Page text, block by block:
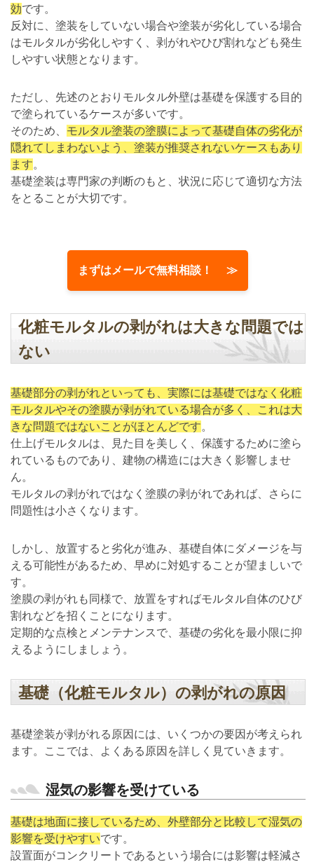
効です。
反対に、塗装をしていない場合や塗装が劣化している場合
はモルタルが劣化しやすく、剥がれやひび割れなども発生
しやすい状態となります。
ただし、先述のとおりモルタル外壁は基礎を保護する目的
で塗られているケースが多いです。
そのため、 モルタル塗装の塗膜によって基礎自体の劣化が
隠れてしまわないよう、塗装が推奨されないケースもあり
ます。
基礎塗装は専門家の判断のもと、状況に応じて適切な方法
をとることが大切です。
まずはメールで無料相談！ ≫
化粧モルタルの剥がれは大きな問題では
ない
基礎部分の剥がれといっても、実際には基礎ではなく化粧
モルタルやその塗膜が剥がれている場合が多く、これは大
きな問題ではないことがほとんどです。
仕上げモルタルは、見た目を美しく、保護するために塗ら
れているものであり、建物の構造には大きく影響しませ
ん。
モルタルの剥がれではなく塗膜の剥がれであれば、さらに
問題性は小さくなります。
しかし、放置すると劣化が進み、基礎自体にダメージを与
える可能性があるため、早めに対処することが望ましいで
す。
塗膜の剥がれも同様で、放置をすればモルタル自体のひび
割れなどを招くことになります。
定期的な点検とメンテナンスで、基礎の劣化を最小限に抑
えるようにしましょう。
基礎（化粧モルタル）の剥がれの原因
基礎塗装が剥がれる原因には、いくつかの要因が考えられ
ます。ここでは、よくある原因を詳しく見ていきます。
湿気の影響を受けている
基礎は地面に接しているため、外壁部分と比較して湿気の
影響を受けやすいです。
設置面がコンクリートであるという場合には影響は軽減さ